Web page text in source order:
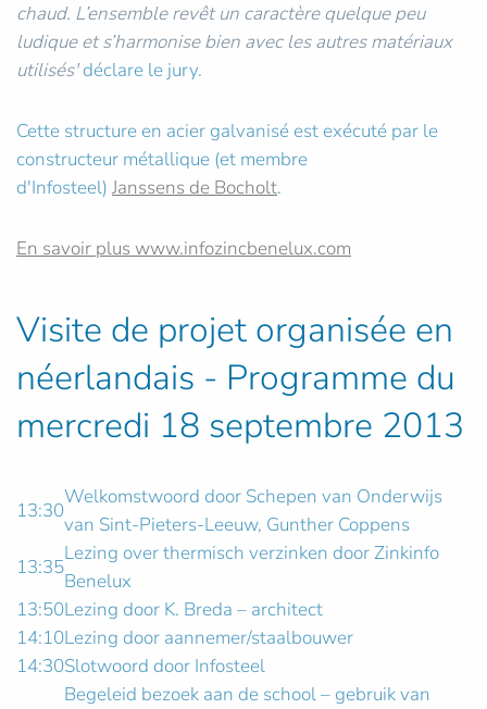
chaud. L’ensemble revêt un caractère quelque peu
ludique et s’harmonise bien avec les autres matériaux
utilisés'déclare le jury.
Cette structure en acier galvanisé est exécuté par le
constructeur métallique (et membre
d'Infosteel) Janssens de Bocholt.
En savoir plus www.infozincbenelux.com
Visite de projet organisée en
néerlandais - Programme du
mercredi 18 septembre 2013
13:30
Welkomstwoord door Schepen van Onderwijs
van Sint-Pieters-Leeuw, Gunther Coppens
13:35
Lezing over thermisch verzinken door Zinkinfo
Benelux
13:50Lezing door K. Breda – architect
14:10Lezing door aannemer/staalbouwer
14:30Slotwoord door Infosteel
Begeleid bezoek aan de school – gebruik van